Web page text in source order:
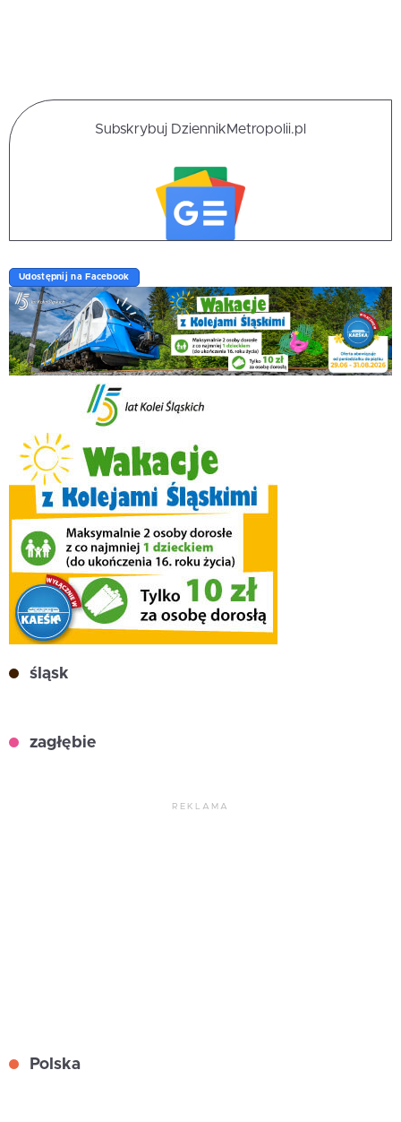
Subskrybuj DziennikMetropolii.pl
Udostępnij na Facebook
śląsk
zagłębie
REKLAMA
Polska